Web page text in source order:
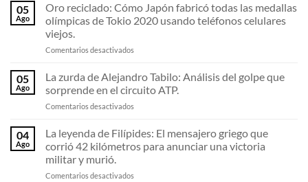
05
Ago
Oro reciclado: Cómo Japón fabricó todas las medallas
olímpicas de Tokio 2020 usando teléfonos celulares
viejos.
Comentarios desactivados
reciclado:
Japón
fabricó
las
olímpicas
Tokio
05
Ago
La zurda de Alejandro Tabilo: Análisis del golpe que
sorprende en el circuito ATP.
Comentarios desactivados
zurda
Alejandro
Análisis
04
Ago
La leyenda de Filípides: El mensajero griego que
corrió 42 kilómetros para anunciar una victoria
militar y murió.
Comentarios desactivados